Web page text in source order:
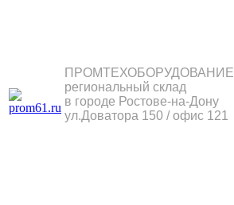
ПРОМТЕХОБОРУДОВАНИЕ
региональный склад
в городе Ростове-на-Дону
ул.Доватора 150 / офис 121